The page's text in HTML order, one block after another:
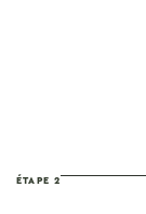
ÉTAPE 2